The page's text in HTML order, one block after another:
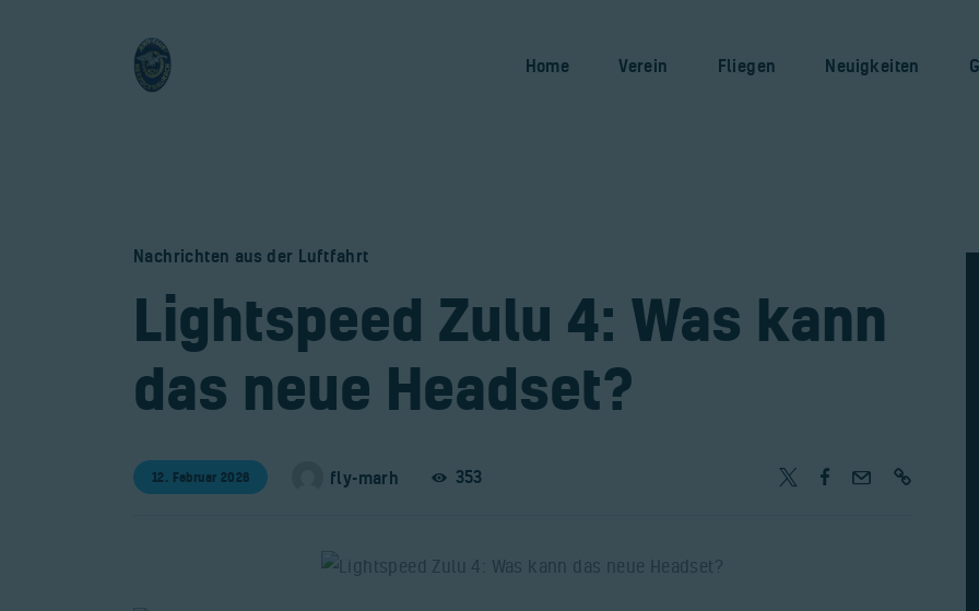
Home Verein Fliegen Neuigkeiten
Verein
Bilder
Nachrichten aus der Luftfahrt
​Lightspeed Zulu 4: Was kann
das neue Headset?
12. Februar 2026 fly-marh 353